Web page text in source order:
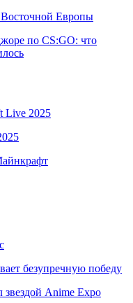
Европы
по CS:GO: что
Live 2025
безупречную победу
звездой Anime Expo